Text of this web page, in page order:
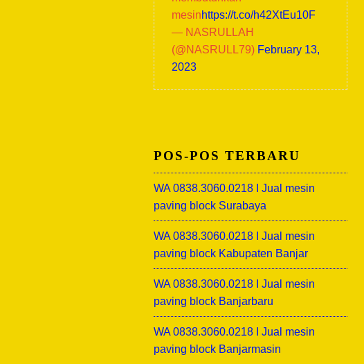
mesinhttps://t.co/h42XtEu10F
— NASRULLAH
(@NASRULL79) February 13,
2023
POS-POS TERBARU
WA 0838.3060.0218 I Jual mesin
paving block Surabaya
WA 0838.3060.0218 I Jual mesin
paving block Kabupaten Banjar
WA 0838.3060.0218 I Jual mesin
paving block Banjarbaru
WA 0838.3060.0218 I Jual mesin
paving block Banjarmasin